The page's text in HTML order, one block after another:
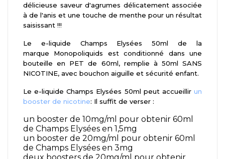
délicieuse saveur d'agrumes délicatement associée
à de l'anis et une touche de menthe pour un résultat
saisissant !!!
Le e-liquide Champs Elysées 50ml de la
marque Monopoliquids est conditionné dans une
bouteille en PET de 60ml, remplie à 50ml SANS
NICOTINE, avec bouchon aiguille et sécurité enfant.
Le e-liquide Champs Elysées 50ml peut accueillir un
booster de nicotine: Il suffit de verser :
un booster de 10mg/ml pour obtenir 60ml
de Champs Elysées en 1,5mg
un booster de 20mg/ml pour obtenir 60ml
de Champs Elysées en 3mg